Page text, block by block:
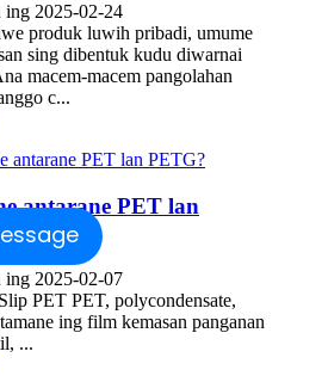
ing 2025-02-24
produk luwih pribadi, umume
sing dibentuk kudu diwarnai
macem-macem pangolahan
c...
antarane PET lan
ing 2025-02-07
PET PET, polycondensate,
ing film kemasan panganan
...